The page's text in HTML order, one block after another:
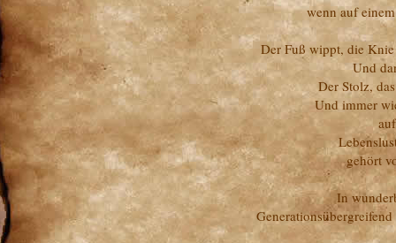
wenn auf
Der Fuß wippt, die
Und
Der Stolz,
Und immer
gehört
In